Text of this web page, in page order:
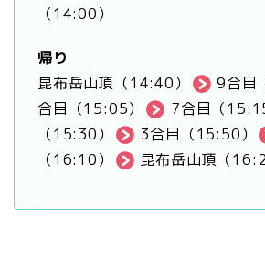
（14:00）
帰り
昆布岳山頂（14:40）
9合目
合目（15:05）
7合目（
（15:30）
3合目（15:50）
（16:10）
昆布岳山頂（